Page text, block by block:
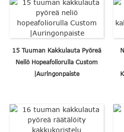
15 Tuuman Kakkulauta Pyöreä
Neliö Hopeafoliorulla Custom
|Auringonpaiste